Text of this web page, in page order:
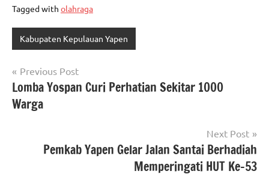
Tagged with olahraga
Kabupaten Kepulauan Yapen
Navigasi
pos
Previous Post
Lomba Yospan Curi Perhatian Sekitar 1000
Warga
Next Post
Pemkab Yapen Gelar Jalan Santai Berhadiah
Memperingati HUT Ke-53